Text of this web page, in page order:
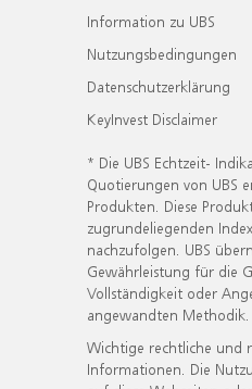
Information zu UBS
Nutzungsbedingungen
Datenschutzerklärung
KeyInvest Disclaimer
* Die UBS Echtzeit-
Quotierungen von UBS
Produkten. Diese
zugrundeliegenden
nachzufolgen. UBS
Gewährleistung für die
Vollständigkeit oder
angewandten Methodik.
Wichtige rechtliche und
Informationen. Die